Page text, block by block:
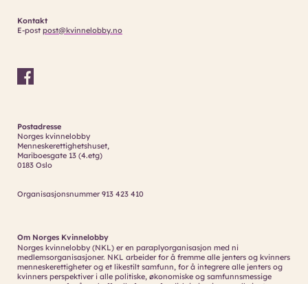
Kontakt
E-post post@kvinnelobby.no
Postadresse
Norges kvinnelobby
Menneskerettighetshuset,
Mariboesgate 13 (4.etg)
0183 Oslo
Organisasjonsnummer 913 423 410
Om Norges Kvinnelobby
Norges kvinnelobby (NKL) er en paraplyorganisasjon med ni
medlemsorganisasjoner. NKL arbeider for å fremme alle jenters og kvinners
menneskerettigheter og et likestilt samfunn, for å integrere alle jenters og
kvinners perspektiver i alle politiske, økonomiske og samfunnsmessige